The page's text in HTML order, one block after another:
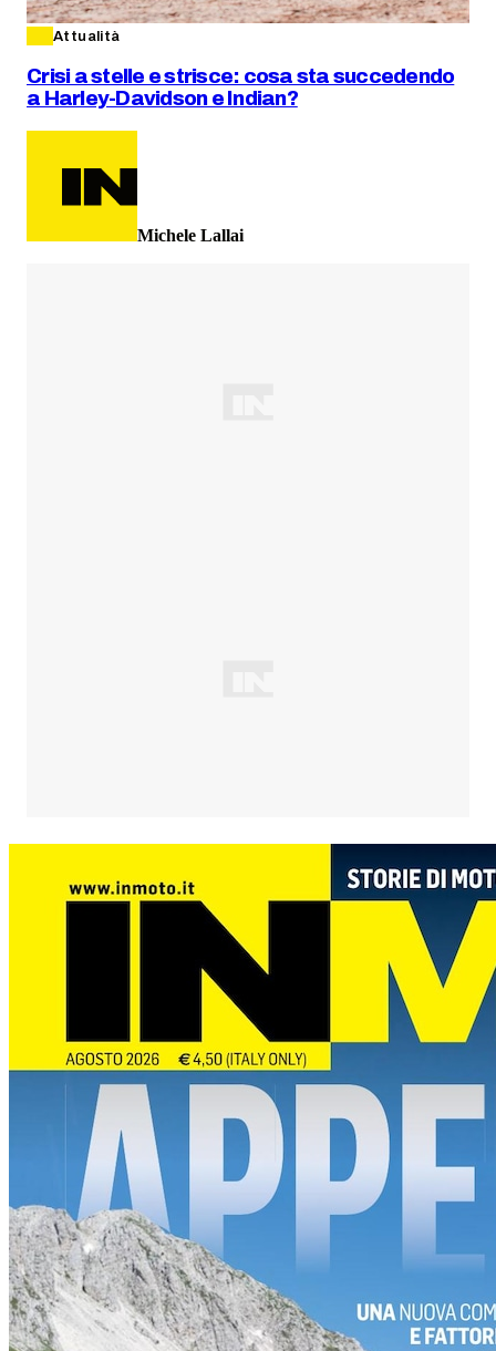
Attualità
Crisi a stelle e strisce: cosa sta succedendo
a Harley-Davidson e Indian?
Michele Lallai